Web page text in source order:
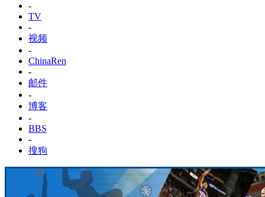
-
TV
-
视频
-
ChinaRen
-
邮件
-
博客
-
BBS
-
搜狗